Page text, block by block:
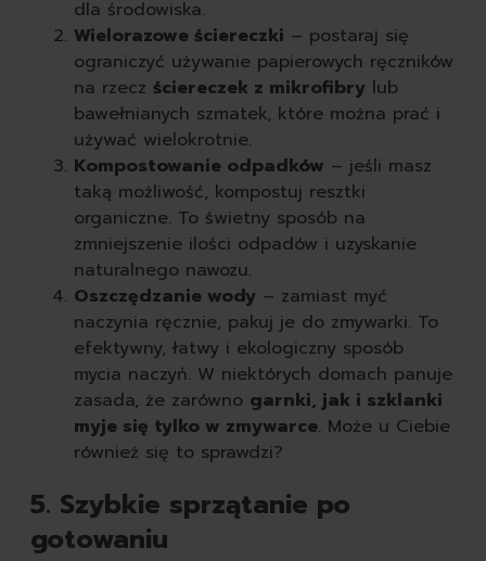
dla środowiska.
Wielorazowe ściereczki – postaraj się
ograniczyć używanie papierowych ręczników
na rzecz ściereczek z mikrofibry lub
bawełnianych szmatek, które można prać i
używać wielokrotnie.
Kompostowanie odpadków – jeśli masz
taką możliwość, kompostuj resztki
organiczne. To świetny sposób na
zmniejszenie ilości odpadów i uzyskanie
naturalnego nawozu.
Oszczędzanie wody – zamiast myć
naczynia ręcznie, pakuj je do zmywarki. To
efektywny, łatwy i ekologiczny sposób
mycia naczyń. W niektórych domach panuje
zasada, że zarówno garnki, jak i szklanki
myje się tylko w zmywarce. Może u Ciebie
również się to sprawdzi?
5. Szybkie sprzątanie po
gotowaniu